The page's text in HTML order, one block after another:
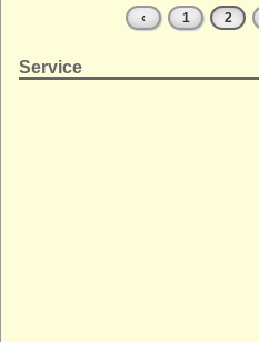
‹ 1 2
Service